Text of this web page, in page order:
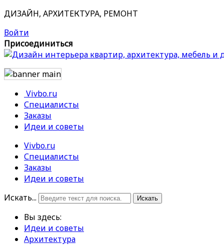
ДИЗАЙН, АРХИТЕКТУРА, РЕМОНТ
Войти
Присоединиться
Vivbo.ru
Специалисты
Заказы
Идеи и советы
Vivbo.ru
Специалисты
Заказы
Идеи и советы
Искать...
Искать
Вы здесь:
Идеи и советы
Архитектура